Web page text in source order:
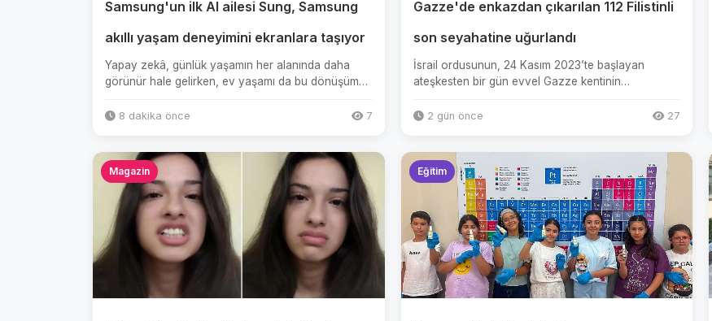
Samsung'un ilk AI ailesi Sung, Samsung
akıllı yaşam deneyimini ekranlara taşıyor
Yapay zekâ, günlük yaşamın her alanında daha
görünür hale gelirken, ev yaşamı da bu dönüşümün
8 dakika önce 7
Gazze'de enkazdan çıkarılan 112 Filistinli
son seyahatine uğurlandı
İsrail ordusunun, 24 Kasım 2023’te başlayan
ateşkesten bir gün evvel Gazze kentinin
2 gün önce 27
Magazin Eğitim